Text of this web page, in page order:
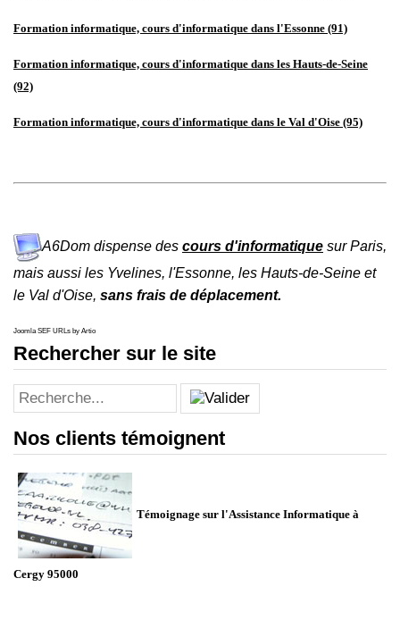
Formation informatique, cours d'informatique dans l'Essonne (91)
Formation informatique, cours d'informatique dans les Hauts-de-Seine
(92)
Formation informatique, cours d'informatique dans le Val d'Oise (95)
A6Dom dispense des cours d'informatique surParis,
mais aussi les Yvelines, l'Essonne, les Hauts-de-Seine et
le Val d'Oise, sans frais de déplacement.
Joomla SEF URLs by Artio
Rechercher sur le site
Nos clients témoignent
Témoignage sur l'Assistance Informatique à
Cergy 95000